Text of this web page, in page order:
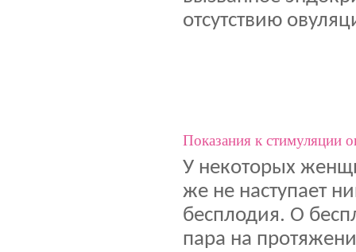
отсутствию
Показания к стимуляции
У некоторых
же не наступает
бесплодия. О
пара на